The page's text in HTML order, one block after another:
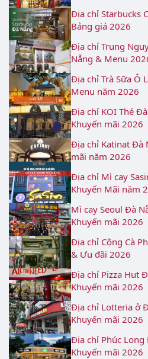
Địa chỉ Starbucks
Bảng giá 2026
Địa chỉ Trung
Nẵng & Menu
Địa chỉ Trà Sữa Ô
Menu năm 2026
Địa chỉ KOI Thé
Khuyến mãi 2026
Địa chỉ Katinat Đà
mãi năm 2026
Địa chỉ Mì cay
Khuyến Mãi năm
Mì cay Seoul Đà
Khuyến mãi 2026
Địa chỉ Cộng Cà
& Ưu đãi 2026
Địa chỉ Pizza Hut
Khuyến mãi 2026
Địa chỉ Lotteria ở
Khuyến mãi 2026
Địa chỉ Phúc
Khuyến mãi 2026